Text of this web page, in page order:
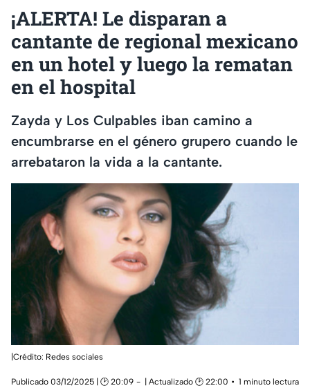
¡ALERTA! Le disparan a
cantante de regional mexicano
en un hotel y luego la rematan
en el hospital
Zayda y Los Culpables iban camino a
encumbrarse en el género grupero cuando le
arrebataron la vida a la cantante.
|Crédito: Redes sociales
Publicado 03/12/2025 | 🕑 20:09 | Actualizado 🕑 22:00
1 minuto lectura